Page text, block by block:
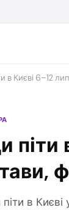
в Києві 6–12
піти
піти в